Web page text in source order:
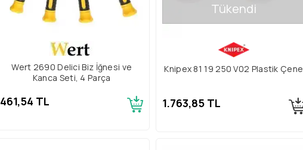
Wert 2690 Delici Biz İğnesi ve
Kanca Seti, 4 Parça
461,54 TL
Tükendi
Knipex 81 19 250 V02 Plastik Çene
1.763,85 TL